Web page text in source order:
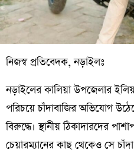
নিজস্ব প্রতিবেদক, নড়াইলঃ
নড়াইলের কালিয়া উপজেলার
পরিচয়ে চাঁদাবাজির অভিযোগ
বিরুদ্ধে। স্থানীয় ঠিকাদারদের
চেয়ারম্যানের কাছ থেকেও সে